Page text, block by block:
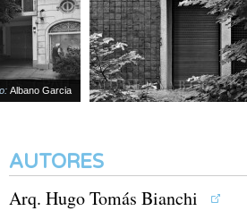
Albano Garcia
AUTORES
Arq. Hugo Tomás Bianchi